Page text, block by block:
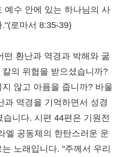
예수 안에 있는 하나님의 사
로마서 8:35-39)
떤 환난과 역경과 박해와 굶
의 위협을 받으셨습니까?
않고 아픔을 줍니까? 바울
과 역경을 기억하면서 성경
니다. 시편 44편은 기원전
엘 공동체의 한탄스러운 운
노래입니다. "주께서 우리